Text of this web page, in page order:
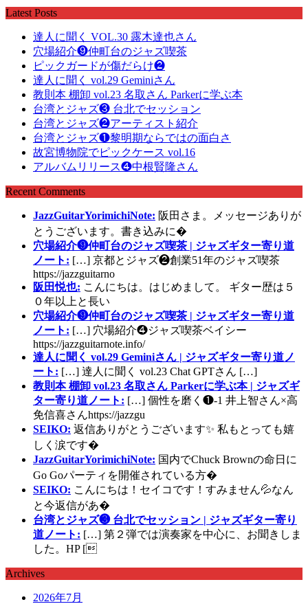
Latest Posts
達人に聞く VOL.30 露木達也さん
穴場紹介❾仲町台のジャズ喫茶
ピックガードが傷だらけ❷
達人に聞く vol.29 Geminiさん
教則本 棚卸 vol.23 名取さん Parkerに学ぶ本
台湾とジャズ❸ 台北でセッション
台湾とジャズ❷アーティスト紹介
台湾とジャズ❶黎明期ならではの面白さ
故宮博物院でピックケース vol.16
アルバムリリース❹中根賢隆さん
Recent Comments
JazzGuitarYorimichiNote: 阪田さま。メッセージありが
とうございます。書き込みに�
穴場紹介❾仲町台のジャズ喫茶 | ジャズギター寄り道
ノート: […] 京都とジャズ❷創業51年のジャズ喫茶
https://jazzguitarno
阪田悦也: こんにちは。はじめまして。 ギター歴は５
０年以上と長い
穴場紹介❾仲町台のジャズ喫茶 | ジャズギター寄り道
ノート: […] 穴場紹介❹ジャズ喫茶ベイシー
https://jazzguitarnote.info/
達人に聞く vol.29 Geminiさん | ジャズギター寄り道ノ
ート: […] 達人に聞く vol.23 Chat GPTさん […]
教則本 棚卸 vol.23 名取さん Parkerに学ぶ本 | ジャズギ
ター寄り道ノート: […] 個性を磨く❶-1 井上智さん×高
免信喜さんhttps://jazzgu
SEIKO: 返信ありがとうございます✨ 私もとっても嬉
しく涙です�
JazzGuitarYorimichiNote: 国内でChuck Brownの命日に
Go Goパーティを開催されている方�
SEIKO: こんにちは！セイコです！すみません💦なん
と今返信があ�
台湾とジャズ❸ 台北でセッション | ジャズギター寄り
道ノート: […] 第２弾では演奏家を中心に、お聞きしま
した。HP [
Archives
2026年7月